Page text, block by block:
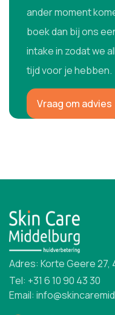
ander moment
boek dan bij ons
intake in zodat we
tijd voor je hebben.
Vraag om advies
Adres: Korte Geere 27,
Tel: +31 6 10 90 43 30
Email: